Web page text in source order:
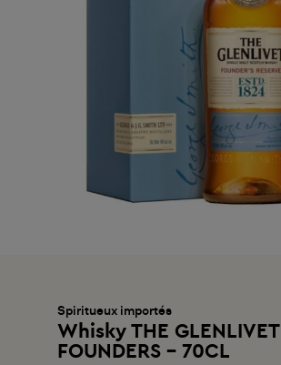
Spiritueux importés
Whisky THE GLENLIVET
FOUNDERS - 70CL